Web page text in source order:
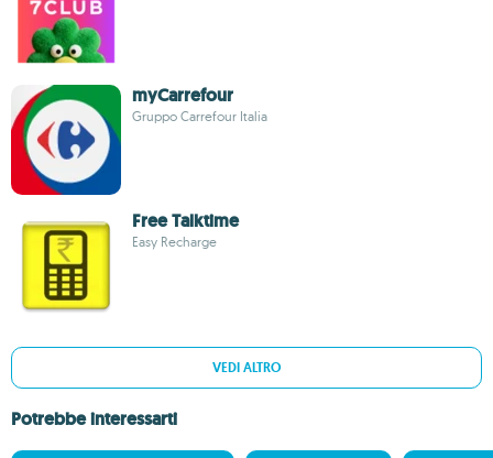
myCarrefour
Gruppo Carrefour Italia
Free Talktime
Easy Recharge
VEDI ALTRO
Potrebbe interessarti